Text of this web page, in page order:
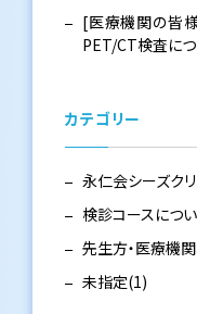
[医療機関の皆
PET/CT検査につ
カテゴリー
永仁会シーズク
検診コースにつ
先生方・医療機
未指定(1)